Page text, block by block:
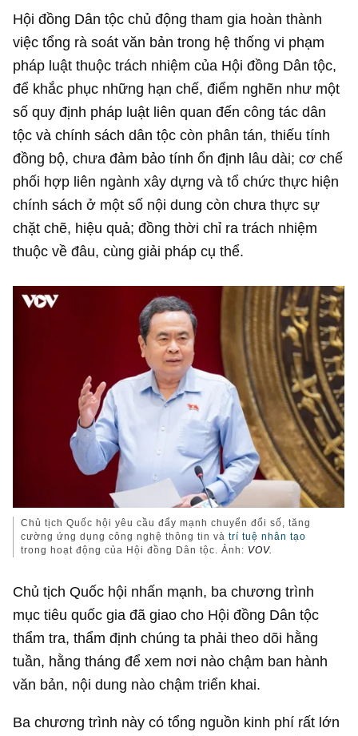
Hội đồng Dân tộc chủ động tham gia hoàn thành
việc tổng rà soát văn bản trong hệ thống vi phạm
pháp luật thuộc trách nhiệm của Hội đồng Dân tộc,
để khắc phục những hạn chế, điểm nghẽn như một
số quy định pháp luật liên quan đến công tác dân
tộc và chính sách dân tộc còn phân tán, thiếu tính
đồng bộ, chưa đảm bảo tính ổn định lâu dài; cơ chế
phối hợp liên ngành xây dựng và tổ chức thực hiện
chính sách ở một số nội dung còn chưa thực sự
chặt chẽ, hiệu quả; đồng thời chỉ ra trách nhiệm
thuộc về đâu, cùng giải pháp cụ thể.
Chủ tịch Quốc hội yêu cầu đẩy mạnh chuyển đổi số, tăng
cường ứng dụng công nghệ thông tin vàtrí tuệ nhân tạo
trong hoạt động của Hội đồng Dân tộc. Ảnh: VOV.
Chủ tịch Quốc hội nhấn mạnh, ba chương trình
mục tiêu quốc gia đã giao cho Hội đồng Dân tộc
thẩm tra, thẩm định chúng ta phải theo dõi hằng
tuần, hằng tháng để xem nơi nào chậm ban hành
văn bản, nội dung nào chậm triển khai.
Ba chương trình này có tổng nguồn kinh phí rất lớn